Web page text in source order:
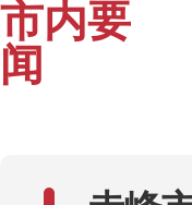
市内要
闻